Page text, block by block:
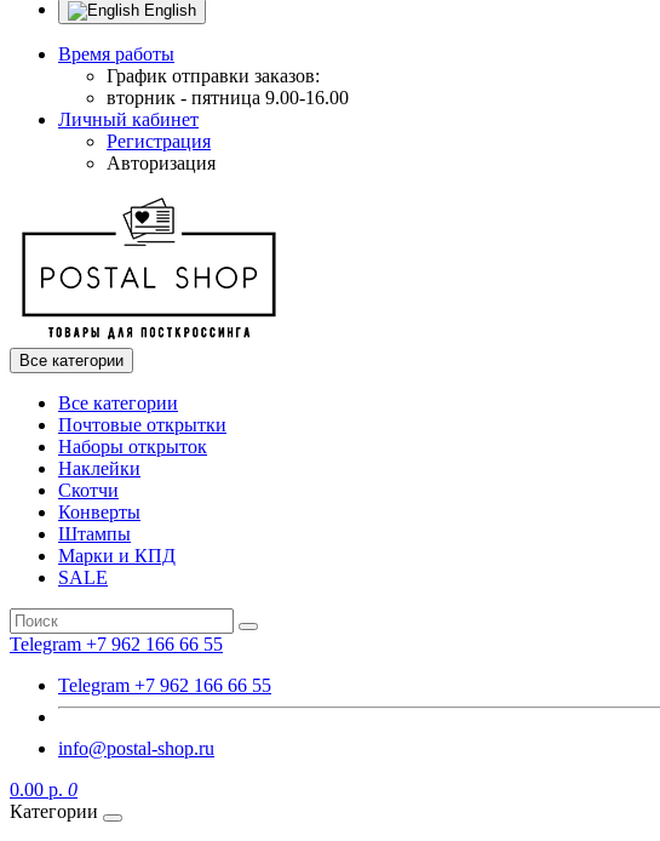
English
Время работы
График отправки заказов:
вторник - пятница 9.00-16.00
Личный кабинет
Регистрация
Авторизация
Все категории
Все категории
Почтовые открытки
Наборы открыток
Наклейки
Скотчи
Конверты
Штампы
Марки и КПД
SALE
Telegram +7 962 166 66 55
Telegram +7 962 166 66 55
info@postal-shop.ru
0.00 р. 0
Категории